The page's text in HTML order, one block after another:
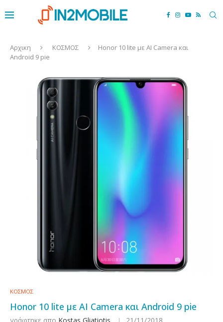
Αρχικη ΚΟΣΜΟΣ
Honor 10 lite με AI Camera και
Android 9 pie
ΚΟΣΜΟΣ
Honor 10 lite με AI Camera και Android 9 pie